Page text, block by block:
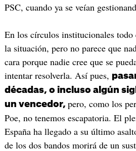
PSC, cuando ya se veían
En los círculos institucionales todo
la situación, pero no parece que
cara porque nadie cree que se
intentar resolverla. Así pues,
décadas, o incluso algún
un vencedor, pero, como los
Poe, no tenemos escapatoria. El
España ha llegado a su último
de los dos bandos morirá de un